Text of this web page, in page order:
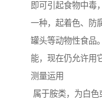
即可引起食物中毒
一种，起着色、防
罐头等动物性食品
能，现在仍允许用
测量运用
属于胺类，为白